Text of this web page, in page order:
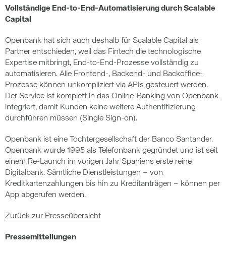
Vollständige End-to-End-Automatisierung durch Scalable
Capital
Openbank hat sich auch deshalb für Scalable Capital als
Partner entschieden, weil das Fintech die technologische
Expertise mitbringt, End-to-End-Prozesse vollständig zu
automatisieren. Alle Frontend-, Backend- und Backoffice-
Prozesse können unkompliziert via APIs gesteuert werden.
Der Service ist komplett in das Online-Banking von Openbank
integriert, damit Kunden keine weitere Authentifizierung
durchführen müssen (Single Sign-on).
Openbank ist eine Tochtergesellschaft der Banco Santander.
Openbank wurde 1995 als Telefonbank gegründet und ist seit
einem Re-Launch im vorigen Jahr Spaniens erste reine
Digitalbank. Sämtliche Dienstleistungen – von
Kreditkartenzahlungen bis hin zu Kreditanträgen – können per
App abgerufen werden.
Zurück zur Presseübersicht
Pressemitteilungen